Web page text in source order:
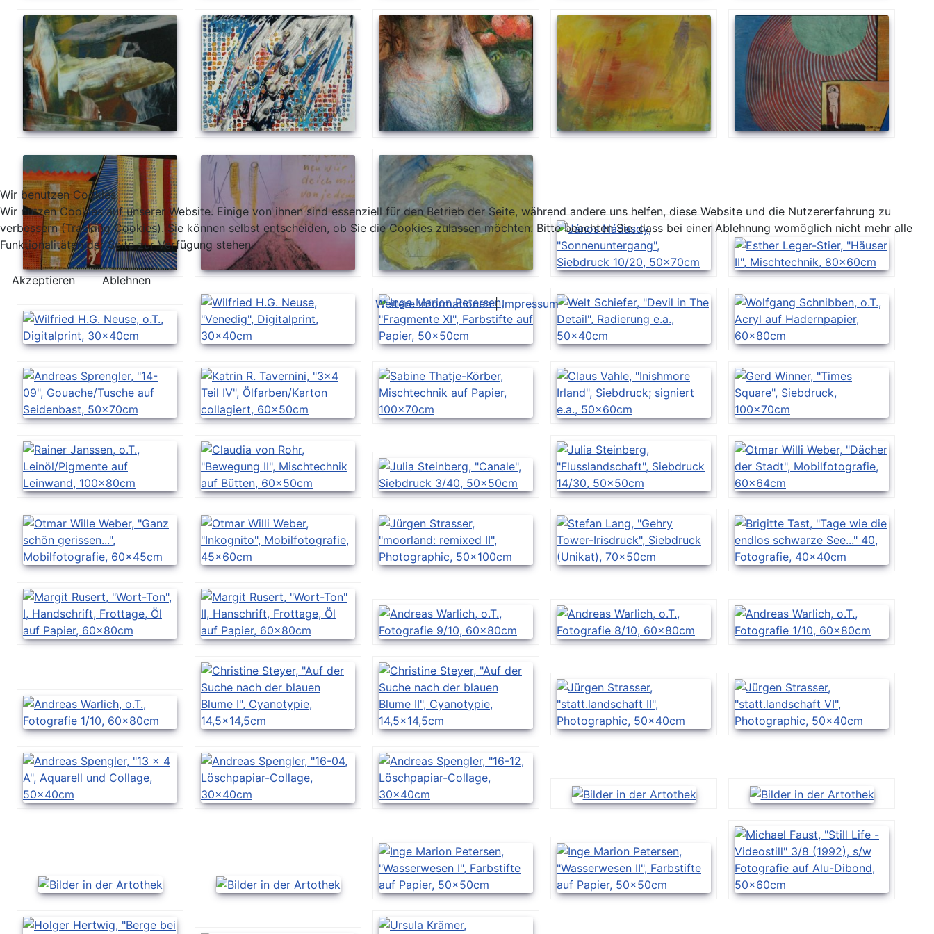
Wir benutzen Cookies
Wir nutzen Cookies auf unserer Website. Einige von ihnen sind essenziell für den Betrieb der Seite, während andere uns helfen, diese Website und die Nutzererfahrung zu
verbessern (Tracking Cookies). Sie können selbst entscheiden, ob Sie die Cookies zulassen möchten. Bitte beachten Sie, dass bei einer Ablehnung womöglich nicht mehr alle
Funktionalitäten der Seite zur Verfügung stehen.
Akzeptieren
Ablehnen
Weitere Informationen|Impressum